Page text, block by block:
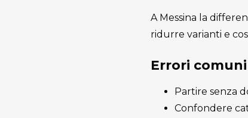
A Messina la
ridurre varianti e
Errori comuni
Partire senza
Confondere